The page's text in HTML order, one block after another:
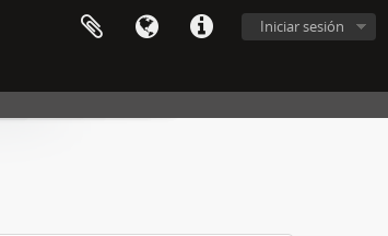
Iniciar sesión